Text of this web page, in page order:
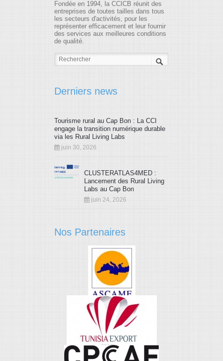
Fondée en 1994, la CCICB réunit des
entreprises de toutes tailles dans tous
les secteurs d'activités, pour les
représenter efficacement et leur fournir
des services aux meilleures conditions
de qualité.
Derniers news
Tourisme rural au Cap Bon : La CCI
engage la transition numérique durable
via les Rural Living Labs
juin 30, 2026
CLUSTERATLAS4MED :
Lancement des Rural Living
Labs au Cap Bon
juin 24, 2026
Nos Partenaires